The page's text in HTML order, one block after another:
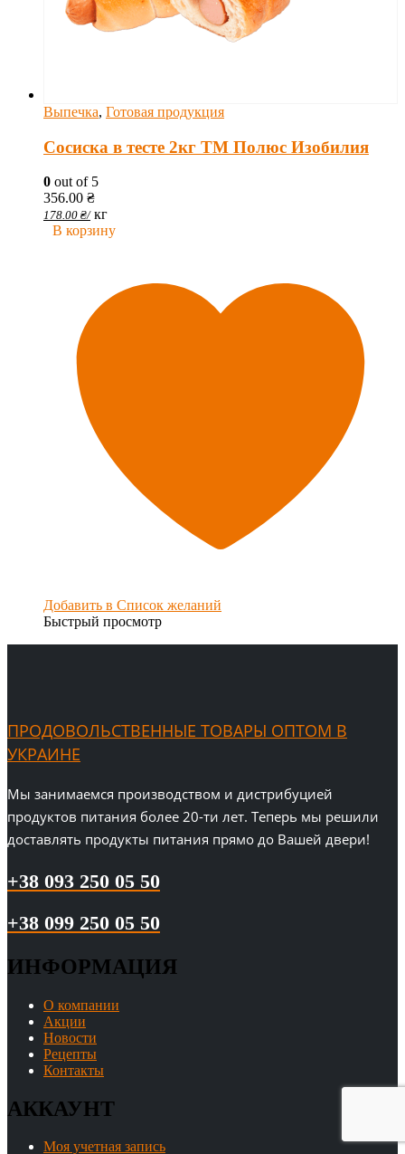
Выпечка, Готовая продукция
Сосиска в тесте 2кг ТМ Полюс Изобилия
0 out of 5
356.00 ₴
178.00 ₴/ кг
В корзину
Добавить в Список желаний
Быстрый просмотр
ПРОДОВОЛЬСТВЕННЫЕ ТОВАРЫ ОПТОМ В
УКРАИНЕ
Мы занимаемся производством и дистрибуцией
продуктов питания более 20-ти лет. Теперь мы решили
доставлять продукты питания прямо до Вашей двери!
+38 093 250 05 50
+38 099 250 05 50
ИНФОРМАЦИЯ
О компании
Акции
Новости
Рецепты
Контакты
АККАУНТ
Моя учетная запись